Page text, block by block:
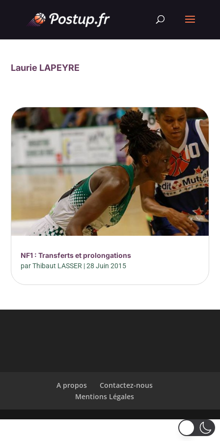
Laurie LAPEYRE
NF1 : Transferts et prolongations
parThibaut LASSER |28 Juin 2015
A propos
Contactez-nous
Mentions Légales